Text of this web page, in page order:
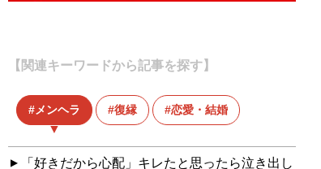
【関連キーワードから記事を探す】
メンヘラ 復縁 恋愛・結婚
「好きだから心配」キレたと思ったら泣き出し